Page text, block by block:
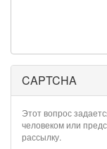
CAPTCHA
Этот вопрос
человеком или
рассылку.